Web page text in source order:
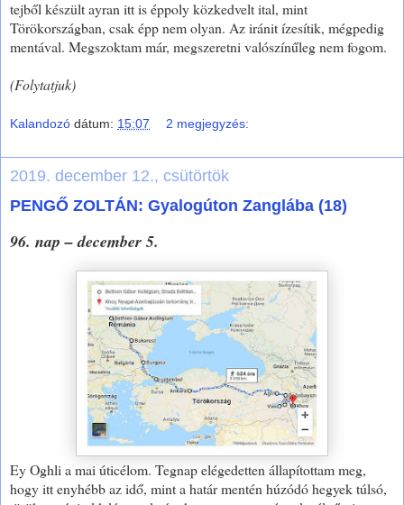
tejből készült ayran itt is éppoly közkedvelt ital, mint
Törökországban, csak épp nem olyan. Az iránit ízesítik, mégpedig
mentával. Megszoktam már, megszeretni valószínűleg nem fogom.
(Folytatjuk)
Kalandozó dátum: 15:07 2 megjegyzés:
2019. december 12., csütörtök
PENGŐ ZOLTÁN: Gyalogúton Zanglába (18)
96. nap – december 5.
Ey Oghli a mai úticélom. Tegnap elégedetten állapítottam meg,
hogy itt enyhébb az idő, mint a határ mentén húzódó hegyek túlsó,